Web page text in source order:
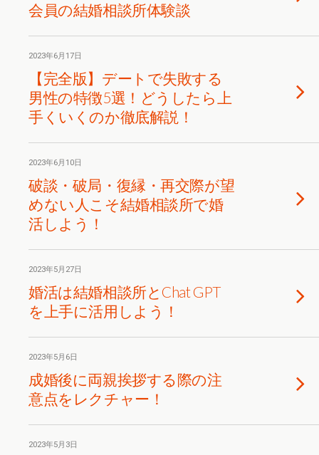
会員の結婚相談所体験談
2023年6月17日
【完全版】デートで失敗する
男性の特徴5選！どうしたら上
手くいくのか徹底解説！
2023年6月10日
破談・破局・復縁・再交際が望
めない人こそ結婚相談所で婚
活しよう！
2023年5月27日
婚活は結婚相談所とChat GPT
を上手に活用しよう！
2023年5月6日
成婚後に両親挨拶する際の注
意点をレクチャー！
2023年5月3日